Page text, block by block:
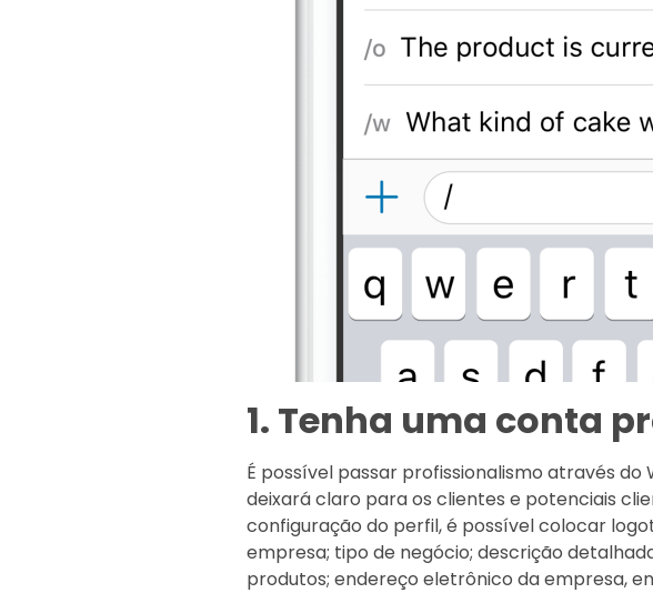
1. Tenha uma conta
É possível passar profissionalismo através
deixará claro para os clientes e potenciais
configuração do perfil, é possível colocar
empresa; tipo de negócio; descrição
produtos; endereço eletrônico da empresa,